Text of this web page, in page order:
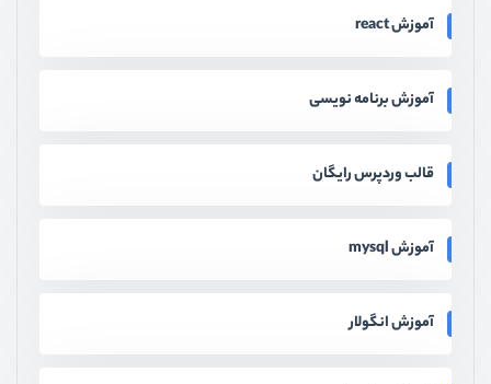
آموزش react
آموزش برنامه نویسی
قالب وردپرس رایگان
آموزش mysql
آموزش انگولار